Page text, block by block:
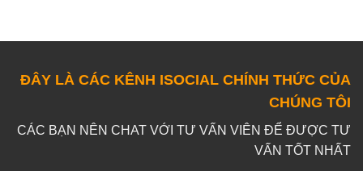
ĐÂY LÀ CÁC KÊNH ISOCIAL CHÍNH THỨC CỦA
CHÚNG TÔI
CÁC BẠN NÊN CHAT VỚI TƯ VẤN VIÊN ĐỂ ĐƯỢC TƯ
VẤN TỐT NHẤT